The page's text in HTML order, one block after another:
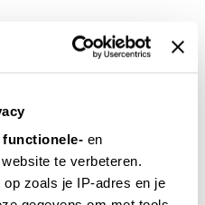
functionele- en
te verbeteren.
zoals je IP-adres en je
waar vissen leven.
waardoor hij
en vissen leven
De meeste vogels